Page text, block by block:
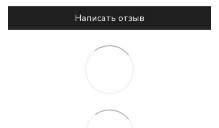
Написать отзыв